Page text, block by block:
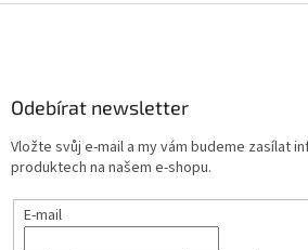
Odebírat newsletter
Vložte svůj e-mail a my vám budeme zasílat
produktech na našem e-shopu.
E-mail